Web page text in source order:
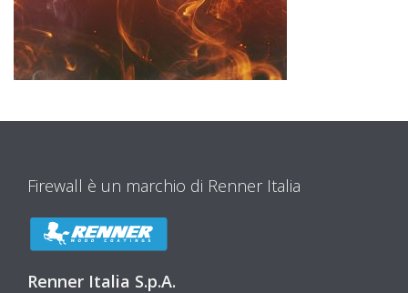
Firewall è un marchio di Renner Italia
Renner Italia S.p.A.